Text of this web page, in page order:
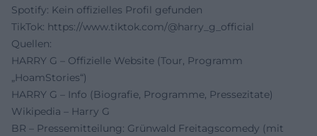
Spotify: Kein offizielles Profil gefunden
TikTok: https://www.tiktok.com/@harry_g_official
Quellen:
HARRY G – Offizielle Website (Tour, Programm
„HoamStories“)
HARRY G – Info (Biografie, Programme, Pressezitate)
Wikipedia – Harry G
BR – Pressemitteilung: Grünwald Freitagscomedy (mit